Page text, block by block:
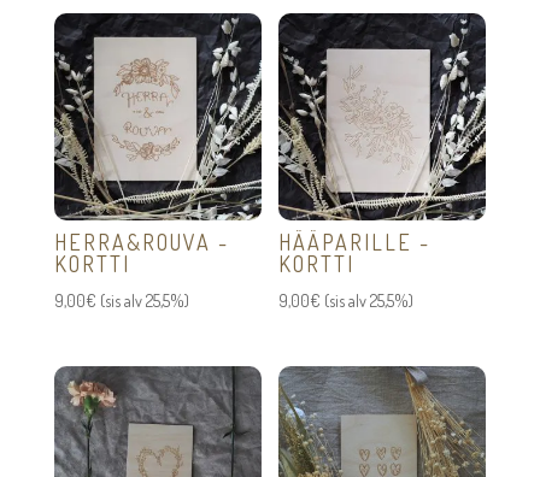
HERRA&ROUVA -
KORTTI
9,00€ (sis alv 25,5%)
HÄÄPARILLE -
KORTTI
9,00€ (sis alv 25,5%)